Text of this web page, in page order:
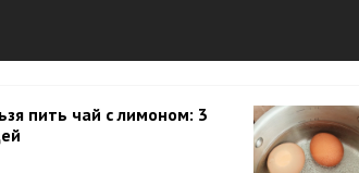
пить чай с лимоном: 3